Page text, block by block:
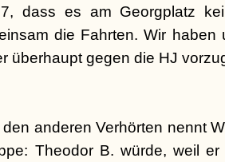
dass es am Georgplatz
die Fahrten. Wir
überhaupt gegen die HJ
anderen Verhörten nennt
Theodor B. würde, weil